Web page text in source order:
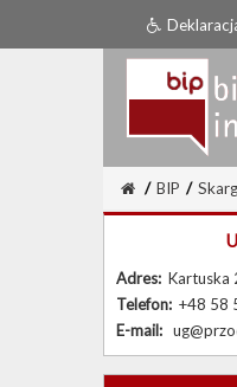
/ BIP /
Adres: Kartuska
Telefon: +48 58
E-mail: